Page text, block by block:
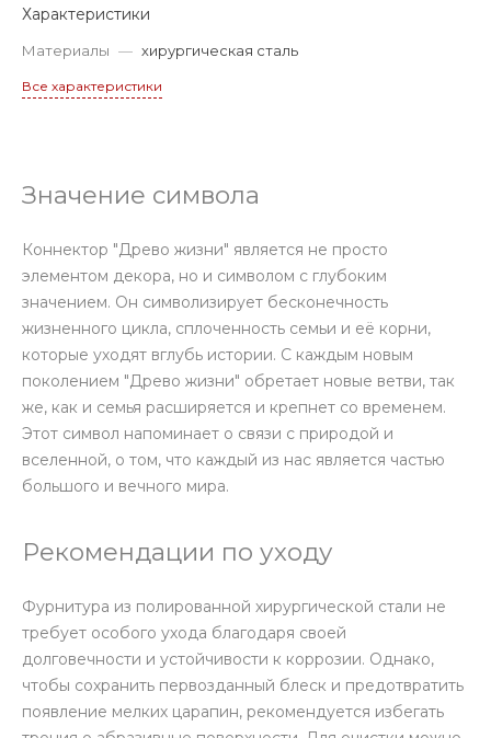
Характеристики
Материалы — хирургическая сталь
Все характеристики
Значение символа
Коннектор "Древо жизни" является не просто
элементом декора, но и символом с глубоким
значением. Он символизирует бесконечность
жизненного цикла, сплоченность семьи и её корни,
которые уходят вглубь истории. С каждым новым
поколением "Древо жизни" обретает новые ветви, так
же, как и семья расширяется и крепнет со временем.
Этот символ напоминает о связи с природой и
вселенной, о том, что каждый из нас является частью
большого и вечного мира.
Рекомендации по уходу
Фурнитура из полированной хирургической стали не
требует особого ухода благодаря своей
долговечности и устойчивости к коррозии. Однако,
чтобы сохранить первозданный блеск и предотвратить
появление мелких царапин, рекомендуется избегать